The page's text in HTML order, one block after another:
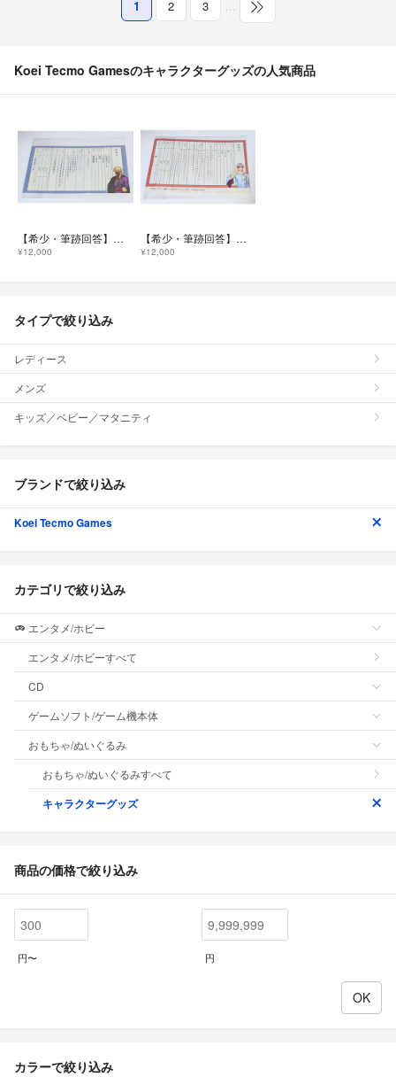
1 2 3 …
Koei Tecmo Gamesのキャラクターグッズの人気商品
【希少・筆跡回答】遙かなる時空の中で3 Ultimate 婚姻届 リズヴァーン
¥12,000
【希少・筆跡回答】遙かなる時空の中で3 Ultimate 婚姻届 銀
¥12,000
タイプで絞り込み
レディース
メンズ
キッズ／ベビー／マタニティ
ブランドで絞り込み
Koei Tecmo Games
カテゴリで絞り込み
エンタメ/ホビー
エンタメ/ホビーすべて
CD
ゲームソフト/ゲーム機本体
おもちゃ/ぬいぐるみ
おもちゃ/ぬいぐるみすべて
キャラクターグッズ
商品の価格で絞り込み
円〜 円
カラーで絞り込み